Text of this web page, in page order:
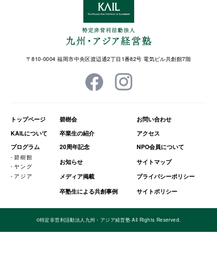
〒810-0004 福岡市中央区渡辺通2丁目1番82号 電気ビル共創館7階
トップページ 碧樹会
お問い合わせ
KAILについて
卒業生の紹介
アクセス
プログラム
碧樹館
ヤング
アジア
20周年記念
メディア掲載
お知らせ サイトマップ
卒塾生による共創事例
プライバシーポリシー
サイトポリシー
NPO会員について
©特定非営利活動法人九州・アジア経営塾 All Rights Reserved.